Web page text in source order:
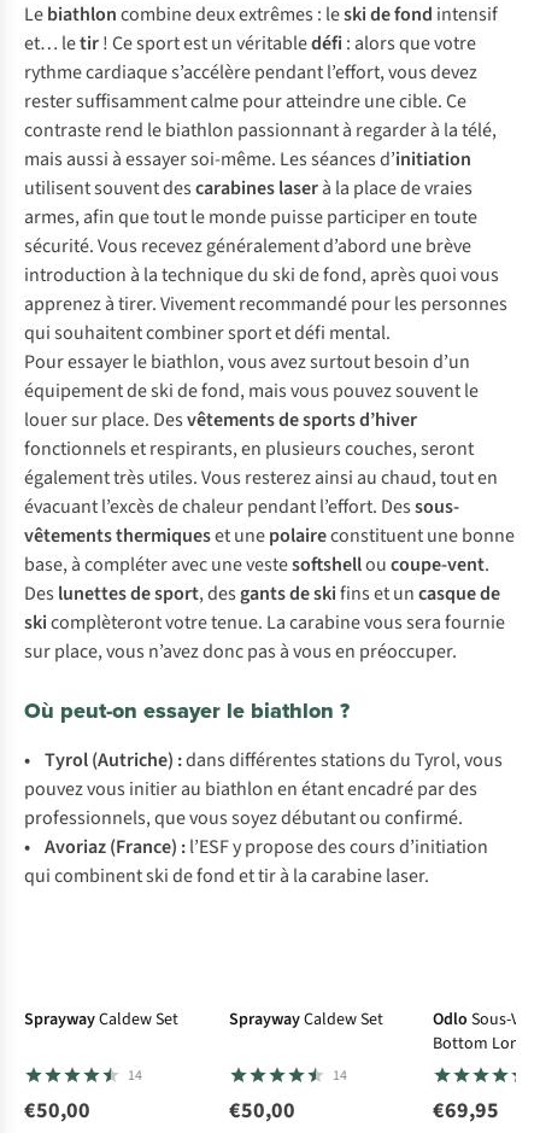
Lebiathloncombine deux extrêmes : leski de fond intensif
et… letir! Ce sport est un véritabledéfi : alors que votre
rythme cardiaque s’accélère pendant l’effort, vous devez
rester suffisamment calme pour atteindre une cible. Ce
contraste rend le biathlon passionnant à regarder à la télé,
mais aussi à essayer soi-même. Les séances d’initiation
utilisent souvent descarabines laserà la place de vraies
armes, afin que tout le monde puisse participer en toute
sécurité. Vous recevez généralement d’abord une brève
introduction à la technique du ski de fond, après quoi vous
apprenez à tirer. Vivement recommandé pour les personnes
qui souhaitent combiner sport et défi mental.
Pour essayer le biathlon, vous avez surtout besoin d’un
équipement de ski de fond, mais vous pouvez souvent le
louer sur place. Desvêtements de sports d’hiver
fonctionnels et respirants, en plusieurs couches, seront
également très utiles. Vous resterez ainsi au chaud, tout en
évacuant l’excès de chaleur pendant l’effort. Dessous-
vêtements thermiqueset unepolaireconstituent une bonne
base, à compléter avec une vestesoftshelloucoupe-vent.
Des lunettes de sport, des gants de skifins et uncasque de
skicomplèteront votre tenue. La carabine vous sera fournie
sur place, vous n’avez donc pas à vous en préoccuper.
Où peut-on essayer le biathlon ?
• Tyrol(Autriche) :dans différentes stations du Tyrol, vous
pouvez vous initier au biathlon en étant encadré par des
professionnels, que vous soyez débutant ou confirmé.
• Avoriaz(France) :l’ESF y propose des cours d’initiation
qui combinent ski de fond et tir à la carabine laser.
SpraywayCaldew Set
14
€50,00
SpraywayCaldew Set
14
€50,00
Odlo Sous-
Bottom Long
Performance
€69,95